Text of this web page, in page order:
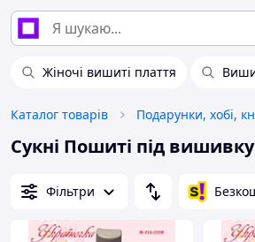
Жіночі вишиті плаття
Каталог товарів Подарунки, хобі,
Сукні Пошиті під вишивку
Фільтри